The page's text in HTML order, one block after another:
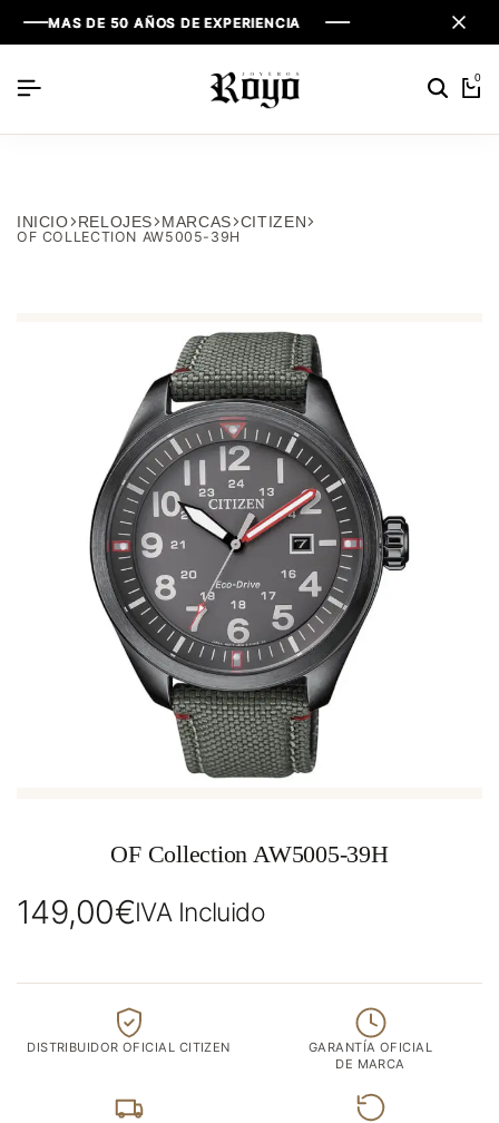
MAS DE 50 AÑOS DE EXPERIENCIA
MAS DE 50 AÑOS DE EXPERIENCIA
MAS DE 50 AÑOS DE EXPERIENCIA
0
INICIO RELOJES MARCAS CITIZEN
OF COLLECTION AW5005-39H
OF Collection AW5005-39H
149,00€IVA Incluido
DISTRIBUIDOR OFICIAL CITIZEN
GARANTÍA OFICIAL
DE MARCA